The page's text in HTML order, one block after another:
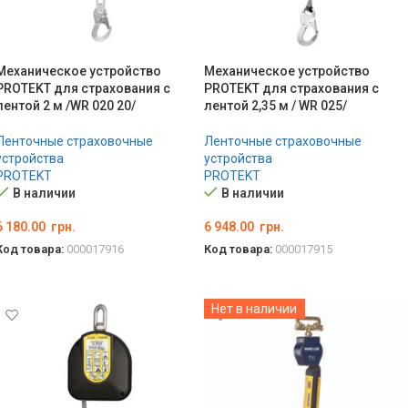
устройство
для страхования с
2 м /WR 020 20/
страховочные
В наличии
180.00 грн.
товара: 000017916
Механическое устройство
PROTEKT для страхования с
лентой 2,35 м / WR 025/
Ленточные страховочные
устройства
PROTEKT
В наличии
6 948.00 грн.
Код товара: 000017915
Нет в наличии